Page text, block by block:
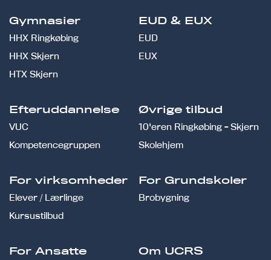
Gymnasier
HHX Ringkøbing
HHX Skjern
HTX Skjern
EUD & EUX
EUD
EUX
Efteruddannelse
VUC
Kompetencegruppen
Øvrige tilbud
10'eren Ringkøbing - Skjern
Skolehjem
For virksomheder
Elever / Lærlinge
Kursustilbud
For Grundskoler
Brobygning
For Ansatte
Om UCRS